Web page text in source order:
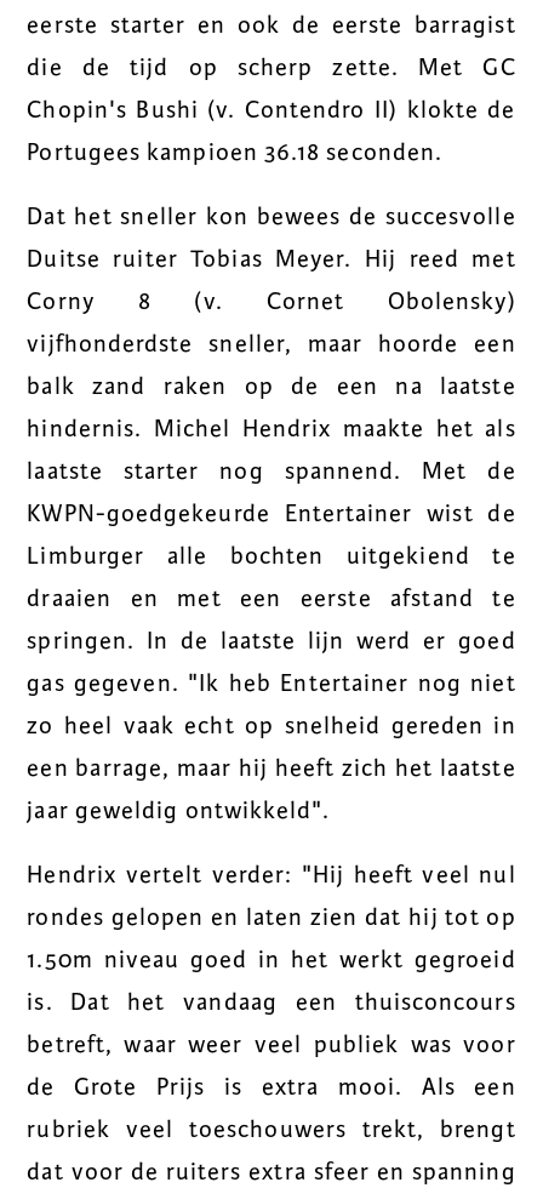
eerste starter en ook de eerste barragist
die de tijd op scherp zette. Met GC
Chopin's Bushi (v. Contendro II) klokte de
Portugees kampioen 36.18 seconden.
Dat het sneller kon bewees de succesvolle
Duitse ruiter Tobias Meyer. Hij reed met
Corny 8 (v. Cornet Obolensky)
vijfhonderdste sneller, maar hoorde een
balk zand raken op de een na laatste
hindernis. Michel Hendrix maakte het als
laatste starter nog spannend. Met de
KWPN-goedgekeurde Entertainer wist de
Limburger alle bochten uitgekiend te
draaien en met een eerste afstand te
springen. In de laatste lijn werd er goed
gas gegeven. "Ik heb Entertainer nog niet
zo heel vaak echt op snelheid gereden in
een barrage, maar hij heeft zich het laatste
jaar geweldig ontwikkeld".
Hendrix vertelt verder: "Hij heeft veel nul
rondes gelopen en laten zien dat hij tot op
1.50m niveau goed in het werkt gegroeid
is. Dat het vandaag een thuisconcours
betreft, waar weer veel publiek was voor
de Grote Prijs is extra mooi. Als een
rubriek veel toeschouwers trekt, brengt
dat voor de ruiters extra sfeer en spanning